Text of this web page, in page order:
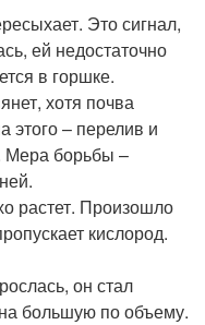
Это сигнал,
ей недостаточно
в горшке.
хотя почва
этого – перелив и
Мера борьбы –
растет. Произошло
кислород.
он стал
большую по объему.